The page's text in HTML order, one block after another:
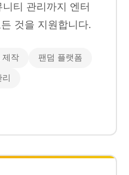
티 관리까지 엔터
것을 지원합니다.
제작 팬덤 플랫폼